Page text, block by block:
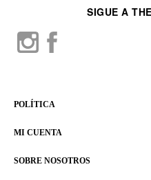
SOBRE NOSOTROS
MI CUENTA
POLÍTICA
SIGUE A